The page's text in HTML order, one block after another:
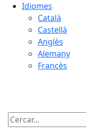
Idiomes
Català
Castellà
Anglès
Alemany
Francès
Cercar: